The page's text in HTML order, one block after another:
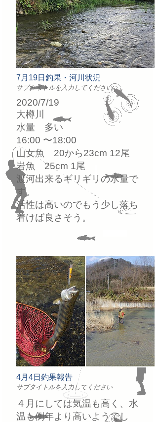
7月19日釣果・河川状況
サブタイトルを入力してください
2020/7/19
大樽川
水量 多い
16:00 〜18:00
山女魚 20から23cm 12尾
岩魚 25cm 1尾
渡河出来るギリギリの水量で
す。
活性は高いのでもう少し落ち
着けば良さそう。
4月4日釣果報告
サブタイトルを入力してください
４月にしては気温も高く、水
温も例年より高いようでし